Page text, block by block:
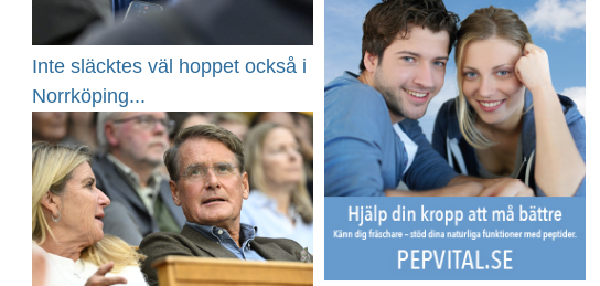
Inte släcktes väl hoppet också i
Norrköping...